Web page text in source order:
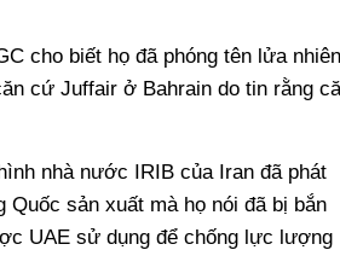
cho biết họ đã phóng tên lửa nhiên
cứ Juffair ở Bahrain do tin rằng
nhà nước IRIB của Iran đã phát
sản xuất mà họ nói đã bị bắn
UAE sử dụng để chống lực lượng